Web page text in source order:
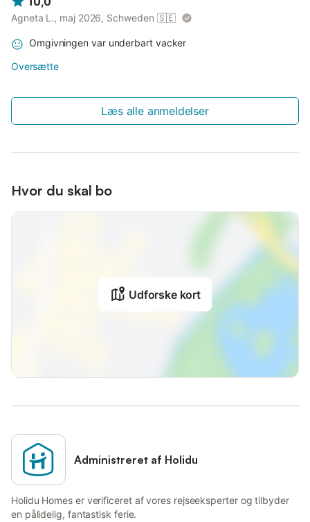
Agneta L., maj 2026, Schweden 🇸🇪
Omgivningen var underbart vacker
Oversætte
Læs alle anmeldelser
Hvor du skal bo
Udforske kort
Administreret af Holidu
Holidu Homes er verificeret af vores rejseeksperter og tilbyder
en pålidelig, fantastisk ferie.